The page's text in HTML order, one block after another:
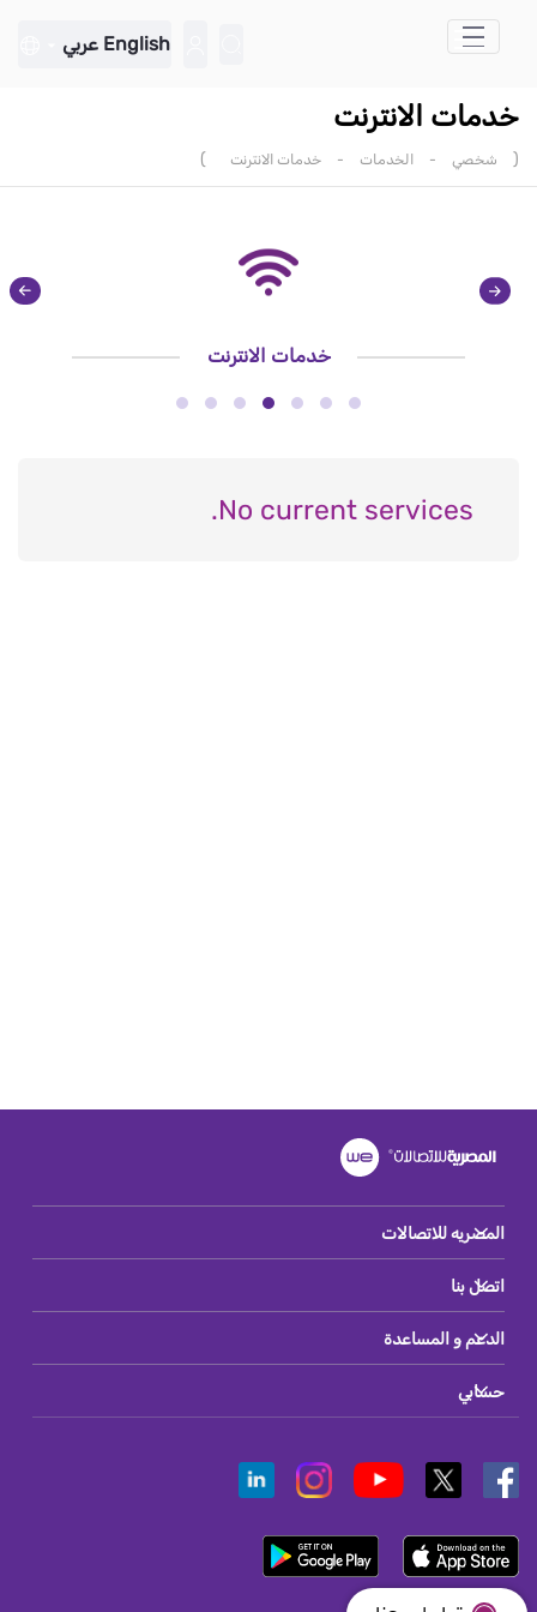
تخطي إلى المحتوى الرئيسي
English عربي
خدمات الانترنت
( شخصي - الخدمات - خدمات الانترنت )
خدمات الانترنت
No current services.
المصريه للاتصالات
اتصل بنا
الدعم و المساعدة
حسابي